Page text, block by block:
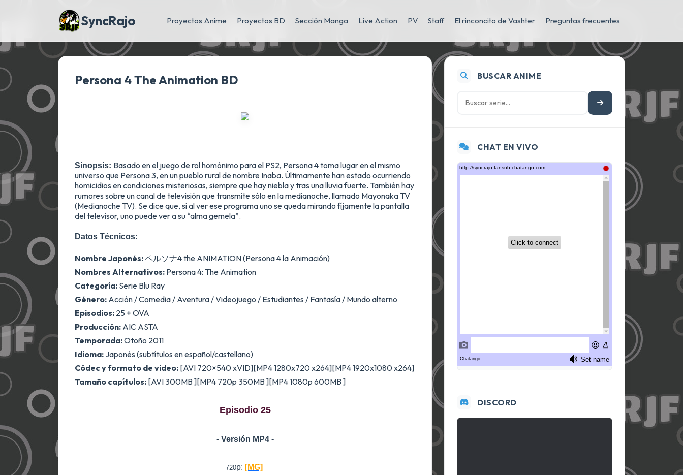
SyncRajo Proyectos Anime Proyectos BD Sección Manga Live Action PV Staff El rinconcito de Vashter Preguntas frecuentes
Persona 4 The Animation BD
Sinopsis: Basado en el juego de rol homónimo para el PS2, Persona 4 toma lugar en el mismo
universo que Persona 3, en un pueblo rural de nombre Inaba. Últimamente han estado ocurriendo
homicidios en condiciones misteriosas, siempre que hay niebla y tras una lluvia fuerte. También hay
rumores sobre un canal de televisión que transmite sólo en la medianoche, llamado Mayonaka TV
(Medianoche TV). Se dice que, si al ver ese programa uno se queda mirando fíjamente la pantalla
del televisor, uno puede ver a su “alma gemela”.
Datos Técnicos:
Nombre Japonés:ペルソナ4 the ANIMATION (Persona 4 la Animación)
Nombres Alternativos: Persona 4: The Animation
Categoría: Serie Blu Ray
Género: Acción / Comedia / Aventura / Videojuego / Estudiantes / Fantasía / Mundo alterno
Episodios: 25 + OVA
Producción: AIC ASTA
Temporada:Otoño 2011
Idioma: Japonés (subtítulos en español/castellano)
Códec y formato de video: [AVI 720×540 xVID][MP4 1280x720 x264][MP4 1920x1080 x264]
Tamaño capítulos: [AVI 300MB ][MP4 720p 350MB ][MP4 1080p 600MB ]
Episodio 25
- Versión MP4-
720p: [MG]
BUSCAR ANIME
CHAT EN VIVO
DISCORD